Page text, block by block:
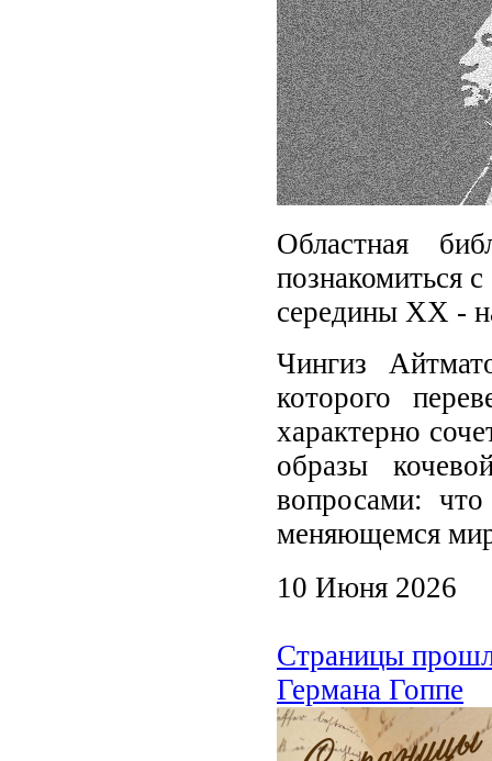
Областная
познакомиться
середины XX -
Чингиз
которого
характерно
образы
вопросами: что
меняющемся
10 Июня 2026
Страницы
Германа Гоппе